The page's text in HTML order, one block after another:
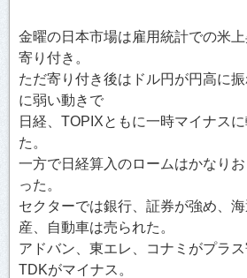
金曜の日本市場は雇用統計での米
寄り付き。
ただ寄り付き後はドル円が円高に
に弱い動きで
日経、TOPIXともに一時マイナス
た。
一方で日経算入のロームはかなり
った。
セクターでは銀行、証券が強め、
産、自動車は売られた。
アドバン、東エレ、コナミがプラス
TDKがマイナス。